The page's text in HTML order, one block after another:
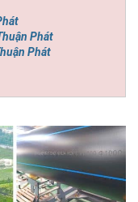
Phát
Phát